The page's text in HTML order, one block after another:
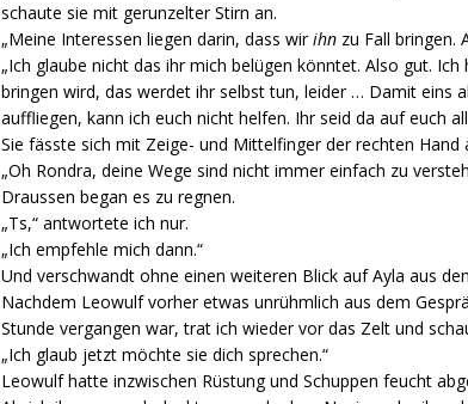
schaute sie mit gerunzelter Stirn an.
„Meine Interessen liegen darin, dass wirihn zu Fall bringen.
„Ich glaube nicht das ihr mich belügen könntet. Also gut.
bringen wird, das werdet ihr selbst tun, leider … Damit eins
auffliegen, kann ich euch nicht helfen. Ihr seid da auf euch
Sie fässte sich mit Zeige- und Mittelfinger der rechten
„Oh Rondra, deine Wege sind nicht immer einfach zu
Draussen began es zu regnen.
„Ts,“ antwortete ich nur.
„Ich empfehle mich dann.“
Und verschwandt ohne einen weiteren Blick auf Ayla aus
Nachdem Leowulf vorher etwas unrühmlich aus dem
Stunde vergangen war, trat ich wieder vor das Zelt und
„Ich glaub jetzt möchte sie dich sprechen.“
Leowulf hatte inzwischen Rüstung und Schuppen feucht